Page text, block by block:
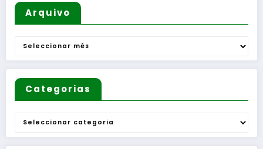
Arquivo
Arquivo
Categorias
Categorias